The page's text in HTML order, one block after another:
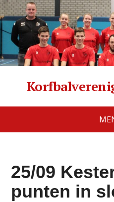
25/09
punten in